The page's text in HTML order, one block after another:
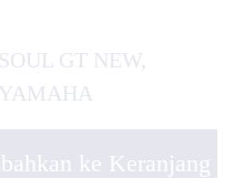
SOUL GT NEW,
YAMAHA
ke Keranjang